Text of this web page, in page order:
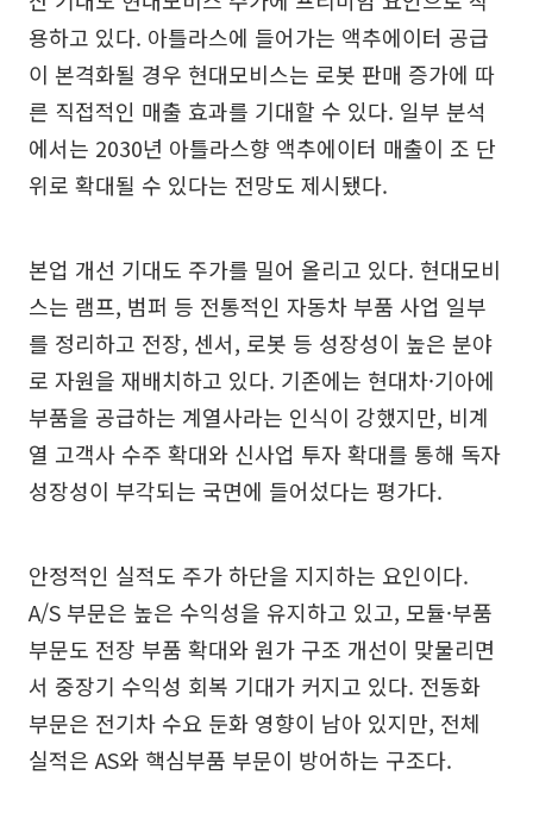
용하고 있다. 아틀라스에 들어가는 액추에이터 공급
이 본격화될 경우 현대모비스는 로봇 판매 증가에 따
른 직접적인 매출 효과를 기대할 수 있다. 일부 분석
에서는 2030년 아틀라스향 액추에이터 매출이 조 단
위로 확대될 수 있다는 전망도 제시됐다.
본업 개선 기대도 주가를 밀어 올리고 있다. 현대모비
스는 램프, 범퍼 등 전통적인 자동차 부품 사업 일부
를 정리하고 전장, 센서, 로봇 등 성장성이 높은 분야
로 자원을 재배치하고 있다. 기존에는 현대차·기아에
부품을 공급하는 계열사라는 인식이 강했지만, 비계
열 고객사 수주 확대와 신사업 투자 확대를 통해 독자
성장성이 부각되는 국면에 들어섰다는 평가다.
안정적인 실적도 주가 하단을 지지하는 요인이다.
A/S 부문은 높은 수익성을 유지하고 있고, 모듈·부품
부문도 전장 부품 확대와 원가 구조 개선이 맞물리면
서 중장기 수익성 회복 기대가 커지고 있다. 전동화
부문은 전기차 수요 둔화 영향이 남아 있지만, 전체
실적은 AS와 핵심부품 부문이 방어하는 구조다.